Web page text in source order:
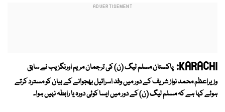
KARACHI: پاکستان مسلم لیگ (ن) کی ترجمان مریم اورنگزیب نے سابق
وزیراعظم محمد نواز شریف کے دور میں وفد اسرائیل بھجوانے کے بیان کو مسترد کرتے
ہوئے کہا ہے کہمسلم لیگ (ن) کے دور میں ایسا کوئی دورہ یا رابطہ نہیں ہوا۔